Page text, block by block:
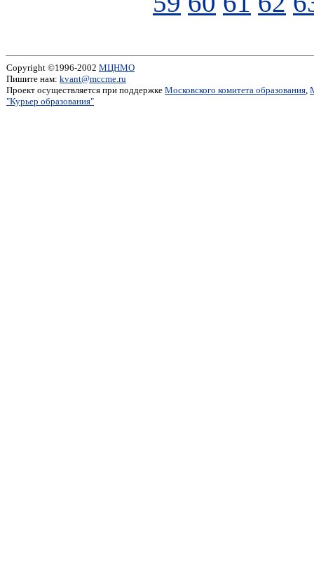
Copyright ©1996-2002 МЦНМО
Пишите нам: kvant@mccme.ru
Проект осуществляется при поддержке Московского комитета образования,
"Курьер образования"